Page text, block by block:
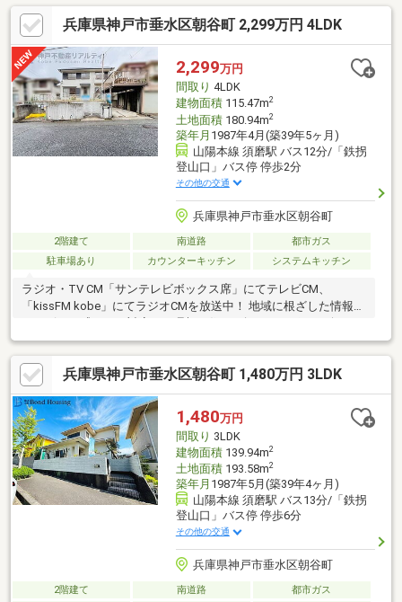
き随時ご内覧受付中♪弊社は水曜日も営業しております♪◇◆神戸
不動産リアルティ◆◇私たちは神戸・西宮・明石エリア密着の不
動産売買専門会社です。ラジオ・TV CM「サンテレビボックス
席」にてテレビCM、「kissFM kobe」にてラジオCMを放送中！
物件の売却相談も承ります！圧倒的な広告量でより早く高く売り
ます！
兵庫県神戸市垂水区朝谷町 2,299万円 4LDK
2,299万円
間取り 4LDK
建物面積115.47m2
土地面積180.94m2
築年月 1987年4月(築39年5ヶ月)
山陽本線 須磨駅 バス12分/「鉄拐
登山口」バス停 停歩2分
その他の交通
兵庫県神戸市垂水区朝谷町
2階建て 南道路
都市ガス
駐車場あり
カウンターキッチン システムキッチン
ラジオ・TV CM「サンテレビボックス席」にてテレビCM、
「kissFM kobe」にてラジオCMを放送中！ 地域に根ざした情報力
す♪
兵庫県神戸市垂水区朝谷町 1,480万円 3LDK
1,480万円
間取り 3LDK
建物面積139.94m2
土地面積193.58m2
築年月 1987年5月(築39年4ヶ月)
山陽本線 須磨駅 バス13分/「鉄拐
登山口」バス停 停歩6分
その他の交通
兵庫県神戸市垂水区朝谷町
2階建て 南道路 都市ガス